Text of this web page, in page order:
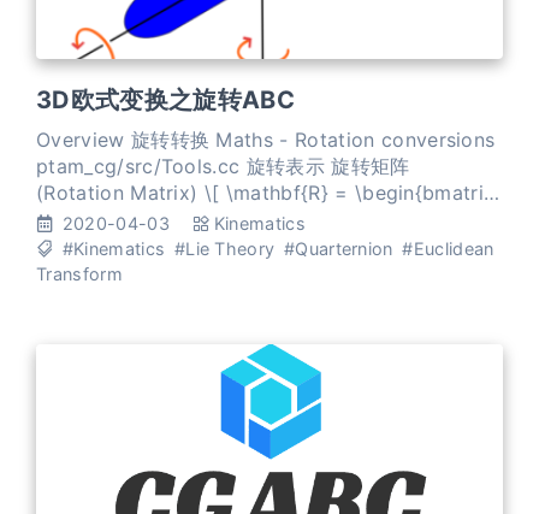
3D欧式变换之旋转ABC
Overview 旋转转换 Maths - Rotation conversions
ptam_cg/src/Tools.cc 旋转表示 旋转矩阵
(Rotation Matrix) \[ \mathbf{R} = \begin{bmatrix}
r_{11} & r_{12} & r_{13} \\ r_{21} & r_{22} & r_{23}
2020-04-03
Kinematics
#Kinematics #Lie Theory #Quarternion #Euclidean
Transform